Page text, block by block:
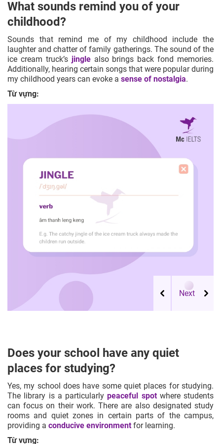
What sounds remind you of your
childhood?
Sounds that remind me of my childhood include the
laughter and chatter of family gatherings. The sound of the
ice cream truck’s jinglealso brings back fond memories.
Additionally, hearing certain songs that were popular during
my childhood years can evoke a sense of nostalgia.
Từ vựng:
Does your school have any quiet
places for studying?
Yes, my school does have some quiet places for studying.
The library is a particularlypeaceful spotwhere students
can focus on their work. There are also designated study
rooms and quiet zones in certain parts of the campus,
providing a conducive environment for learning.
Từ vựng: